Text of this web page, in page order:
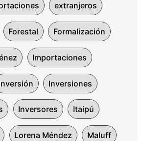
extranjeros
Forestal Formalización
Importaciones
Inversiones
Inversores Itaipú
Lorena Méndez Maluff